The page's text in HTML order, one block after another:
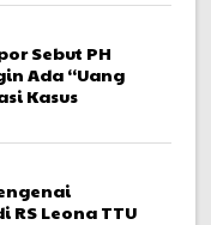
Sebut PH
Ada “Uang
Kasus
RS Leona TTU